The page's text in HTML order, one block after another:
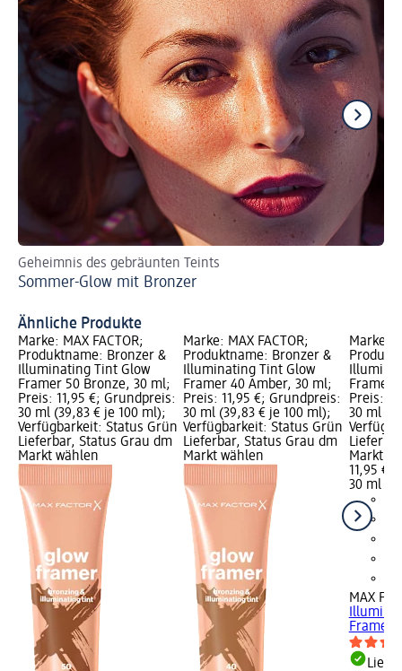
Geheimnis des gebräunten Teints
Sommer-Glow mit Bronzer
Ähnliche Produkte
Marke: MAX FACTOR;
Produktname: Bronzer &
Illuminating Tint Glow
Framer 50 Bronze, 30 ml;
Preis: 11,95 €; Grundpreis:
30 ml (39,83 € je 100 ml);
Verfügbarkeit: Status Grün
Lieferbar, Status Grau dm
Markt wählen
Marke: MAX FACTOR;
Produktname: Bronzer &
Illuminating Tint Glow
Framer 40 Amber, 30 ml;
Preis: 11,95 €; Grundpreis:
30 ml (39,83 € je 100 ml);
Verfügbarkeit: Status Grün
Lieferbar, Status Grau dm
Markt wählen
Marke:
Framer
Preis:
30 ml
Markt
11,95 €
30 ml
MAX
Framer